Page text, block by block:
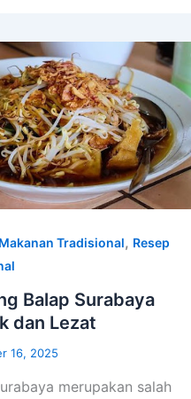
Makanan Tradisional, Resep
Balap Surabaya
dan Lezat
16, 2025
merupakan salah